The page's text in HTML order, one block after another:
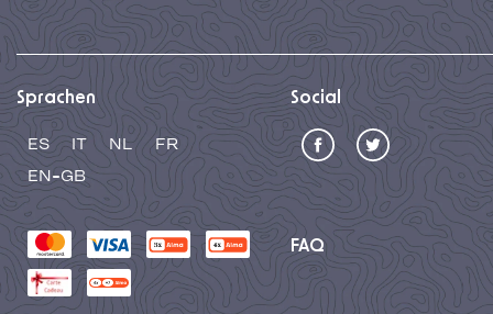
Sprachen
ES IT NL
FR
EN-GB
Social
FAQ